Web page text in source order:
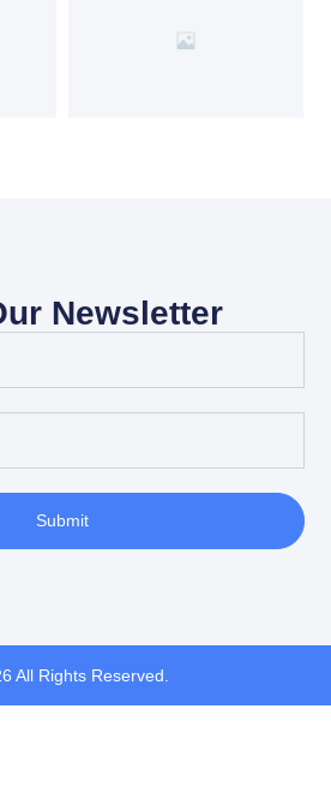
Newsletter
Submit
All Rights Reserved.